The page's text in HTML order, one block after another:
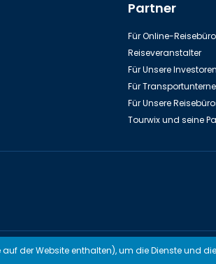
Partner
Für Online-
Reiseveranstalter
Für Unsere Investoren
Für
Für Unsere
Tourwix und seine
Arbeitet mit
der Website enthalten), um die Dienste und